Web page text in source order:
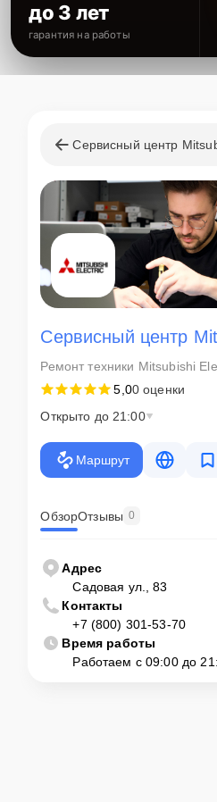
до 3 лет
гарантия на работы
Сервисный центр
Сервисный центр
Ремонт техники Mitsubishi
5,00 оценки
Открыто до 21:00
Маршрут
ОбзорОтзывы 0
Адрес
Садовая ул., 83
Контакты
+7 (800) 301-53-70
Время работы
Работаем с 09:00 до